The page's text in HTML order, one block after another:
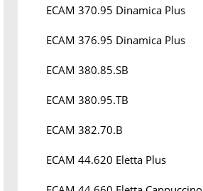
ECAM 370.95 Dinamica Plus
ECAM 376.95 Dinamica Plus
ECAM 380.85.SB
ECAM 380.95.TB
ECAM 382.70.B
ECAM 44.620 Eletta Plus